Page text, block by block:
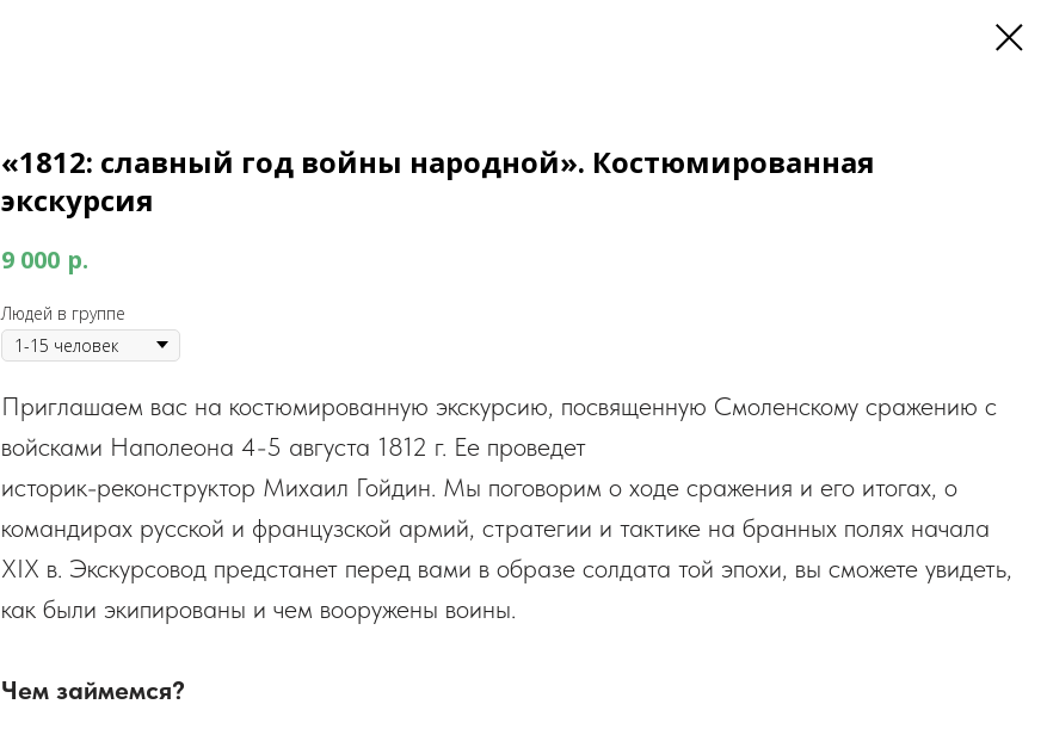
«1812: славный год войны народной». Костюмированная
экскурсия
9 000 р.
Людей в группе
Приглашаем вас на костюмированную экскурсию, посвященную Смоленскому сражению с
войсками Наполеона 4-5 августа 1812 г. Ее проведет
историк-реконструктор Михаил Гойдин. Мы поговорим о ходе сражения и его итогах, о
командирах русской и французской армий, стратегии и тактике на бранных полях начала
XIX в. Экскурсовод предстанет перед вами в образе солдата той эпохи, вы сможете увидеть,
как были экипированы и чем вооружены воины.
Чем займемся?